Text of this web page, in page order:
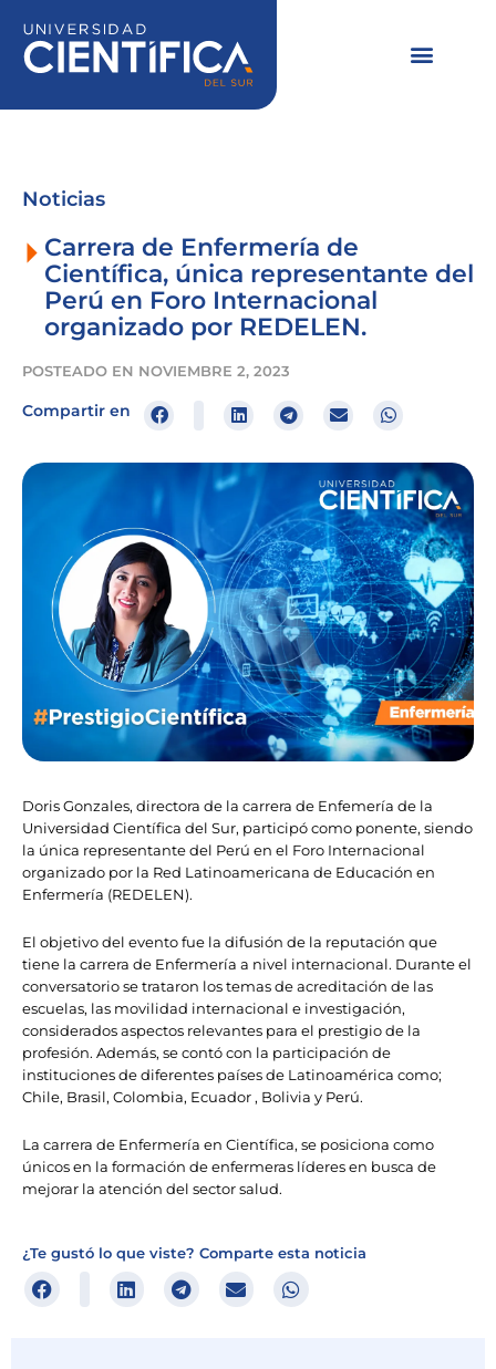
contenido
Noticias
Carrera de Enfermería de
Científica, única representante del
Perú en Foro Internacional
organizado por REDELEN.
POSTEADO EN NOVIEMBRE 2, 2023
Compartir en
Doris Gonzales, directora de la carrera de Enfemería de la
Universidad Científica del Sur, participó como ponente, siendo
la única representante del Perú en el Foro Internacional
organizado por la Red Latinoamericana de Educación en
Enfermería (REDELEN).
El objetivo del evento fue la difusión de la reputación que
tiene la carrera de Enfermería a nivel internacional. Durante el
conversatorio se trataron los temas de acreditación de las
escuelas, las movilidad internacional e investigación,
considerados aspectos relevantes para el prestigio de la
profesión. Además, se contó con la participación de
instituciones de diferentes países de Latinoamérica como;
Chile, Brasil, Colombia, Ecuador , Bolivia y Perú.
La carrera de Enfermería en Científica, se posiciona como
únicos en la formación de enfermeras líderes en busca de
mejorar la atención del sector salud.
¿Te gustó lo que viste? Comparte esta noticia